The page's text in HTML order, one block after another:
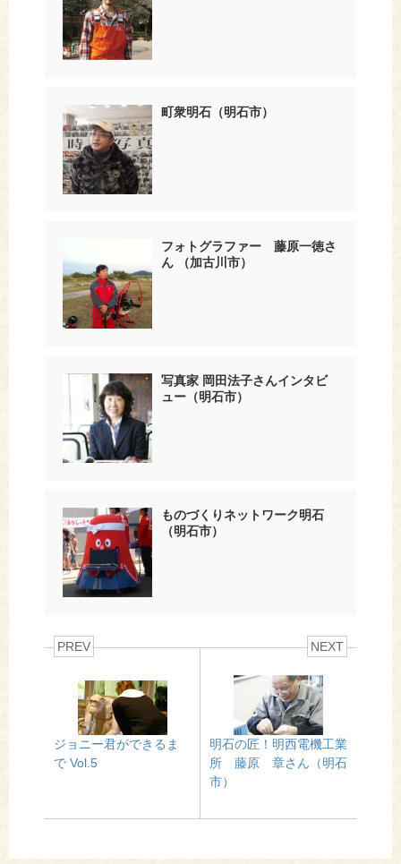
町衆明石（明石市）
フォトグラファー 藤原一徳さ
ん （加古川市）
写真家 岡田法子さんインタビ
ュー（明石市）
ものづくりネットワーク明石
（明石市）
PREV
ジョニー君ができるま
で Vol.5
NEXT
明石の匠！明西電機工業
所 藤原 章さん（明石
市）